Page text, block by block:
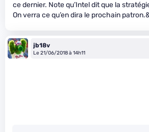
ce dernier. Note qu’Intel dit que la
On verra ce qu’en dira le prochain
jb18v
Le 21/06/2018 à 14h11